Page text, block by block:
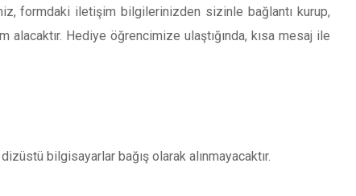
formdaki iletişim bilgilerinizden sizinle bağlantı kurup,
alacaktır. Hediye öğrencimize ulaştığında, kısa mesaj ile
bilgisayarlar bağış olarak alınmayacaktır.